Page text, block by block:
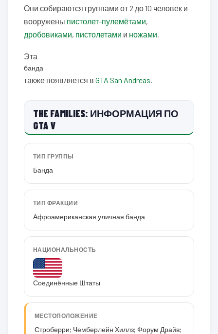
Они собираются группами от 2 до 10 человек и
вооружены пистолет-пулемётами,
дробовиками, пистолетами и ножами.
Эта
банда
также появляется в GTA San Andreas.
THE FAMILIES: ИНФОРМАЦИЯ ПО
GTA V
ТИП ГРУППЫ
Банда
ТИП ФРАКЦИИ
Афроамериканская уличная банда
НАЦИОНАЛЬНОСТЬ
Соединённые Штаты
МЕСТОПОЛОЖЕНИЕ
Строберри; Чемберлейн Хиллз; Форум Драйв;